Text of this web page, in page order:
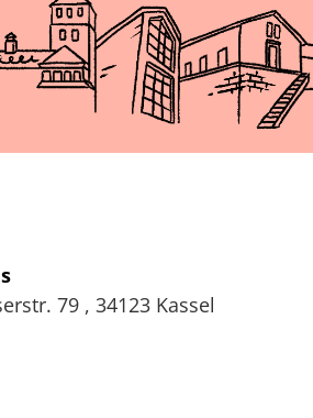
79 , 34123 Kassel